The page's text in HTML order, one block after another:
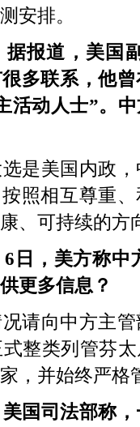
安排。
据报道，美国
多联系，他
活动人士”。
是美国内政
照相互尊重
、可持续的
日，美方称
更多信息？
请向中方主
式整类列管芬
，并始终严格
国司法部称